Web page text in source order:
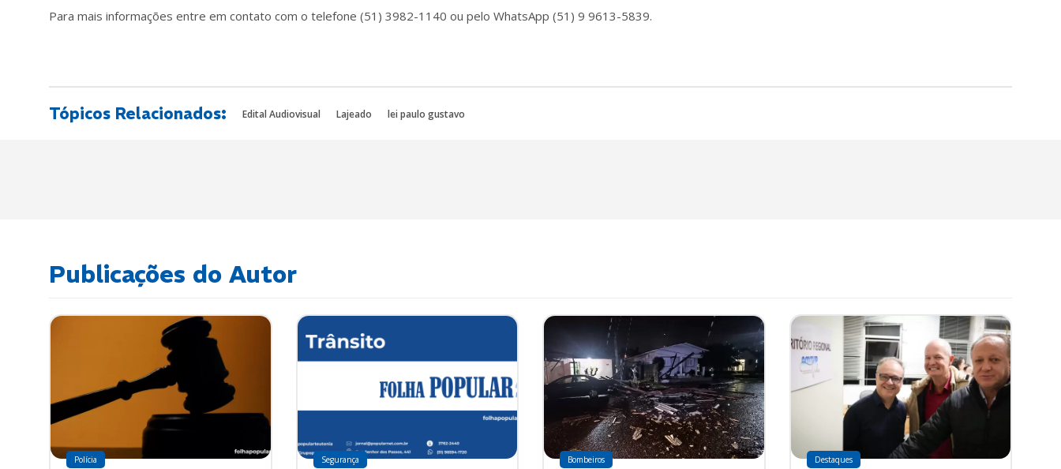
Para mais informações entre em contato com o telefone (51) 3982-1140 ou pelo WhatsApp (51) 9 9613-5839.
Tópicos Relacionados: Edital Audiovisual Lajeado lei paulo gustavo
Publicações do Autor
Polícia Segurança Bombeiros Destaques